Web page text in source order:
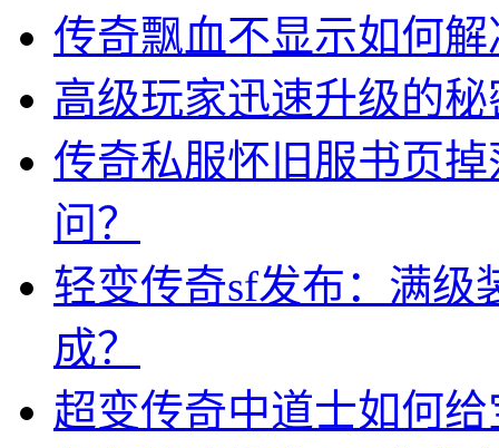
传奇飘血不显示如何解
高级玩家迅速升级的
传奇私服怀旧服书页
问？
轻变传奇sf发布：满级
成？
超变传奇中道士如何